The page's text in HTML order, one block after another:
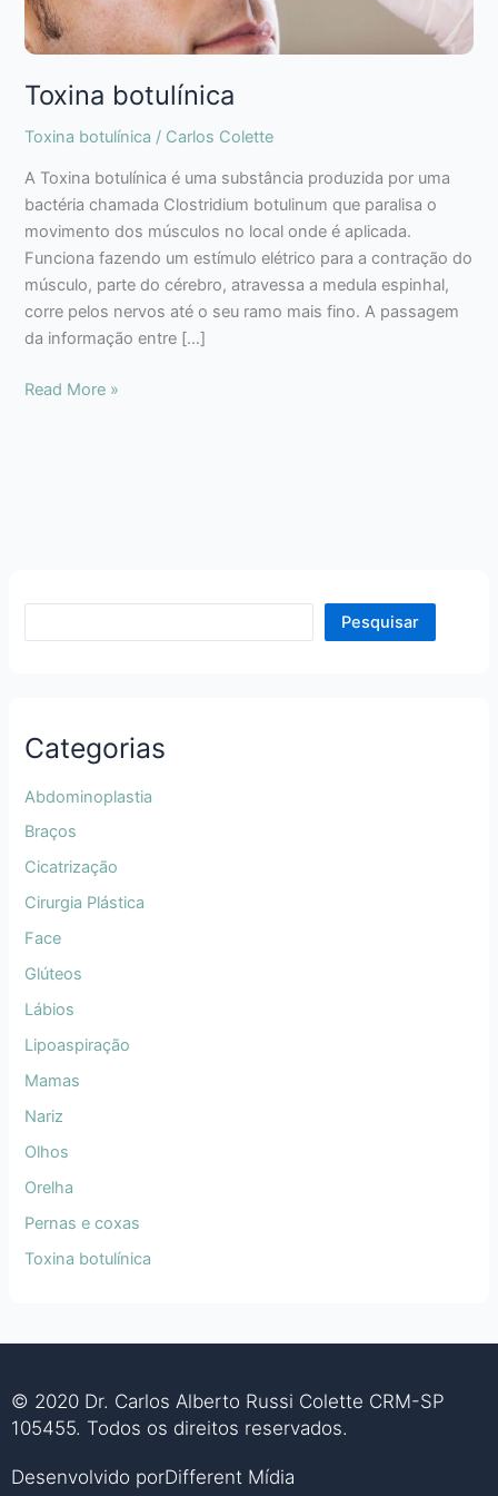
Toxina botulínica
Toxina botulínica / Carlos Colette
A Toxina botulínica é uma substância produzida por uma
bactéria chamada Clostridium botulinum que paralisa o
movimento dos músculos no local onde é aplicada.
Funciona fazendo um estímulo elétrico para a contração do
músculo, parte do cérebro, atravessa a medula espinhal,
corre pelos nervos até o seu ramo mais fino. A passagem
da informação entre […]
Read More »
Pesquisar
Categorias
Abdominoplastia
Braços
Cicatrização
Cirurgia Plástica
Face
Glúteos
Lábios
Lipoaspiração
Mamas
Nariz
Olhos
Orelha
Pernas e coxas
Toxina botulínica
© 2020 Dr. Carlos Alberto Russi Colette CRM-SP
105455. Todos os direitos reservados.
Desenvolvido porDifferent Mídia